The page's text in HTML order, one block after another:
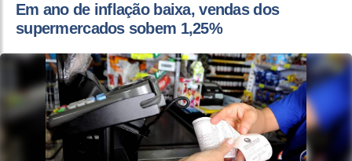
Em ano de inflação baixa, vendas dos
supermercados sobem 1,25%